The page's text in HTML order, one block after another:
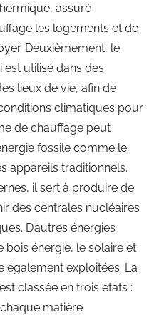
assuré
les logements et de
Deuxièmement, le
utilisé dans des
lieux de vie, afin de
climatiques pour
de chauffage peut
fossile comme le
appareils traditionnels.
il sert à produire de
des centrales nucléaires
D’autres énergies
énergie, le solaire et
également exploitées. La
classée en trois états :
matière